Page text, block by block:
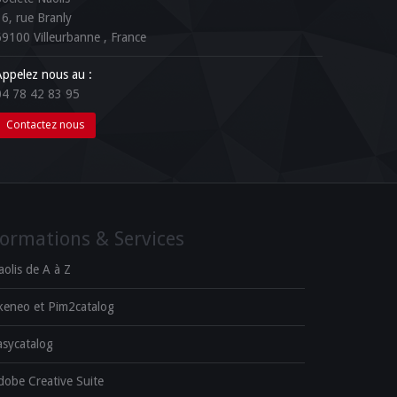
rue Branly
Villeurbanne , France
nous au :
78 42 83 95
Contactez nous
& Services
de A à Z
et Pim2catalog
Creative Suite